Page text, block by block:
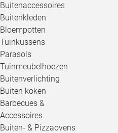
Buitenaccessoires
Buitenkleden
Bloempotten
Tuinkussens
Parasols
Tuinmeubelhoezen
Buitenverlichting
Buiten koken
Barbecues &
Accessoires
Buiten- & Pizzaovens